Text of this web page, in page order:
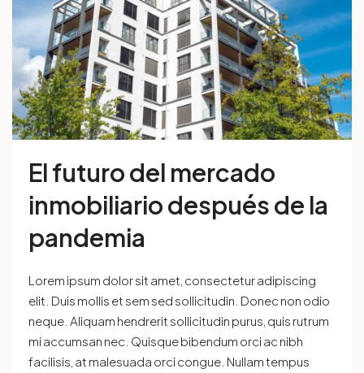
El futuro del mercado
inmobiliario después de la
pandemia
Lorem ipsum dolor sit amet, consectetur adipiscing
elit. Duis mollis et sem sed sollicitudin. Donec non odio
neque. Aliquam hendrerit sollicitudin purus, quis rutrum
mi accumsan nec. Quisque bibendum orci ac nibh
facilisis, at malesuada orci congue. Nullam tempus